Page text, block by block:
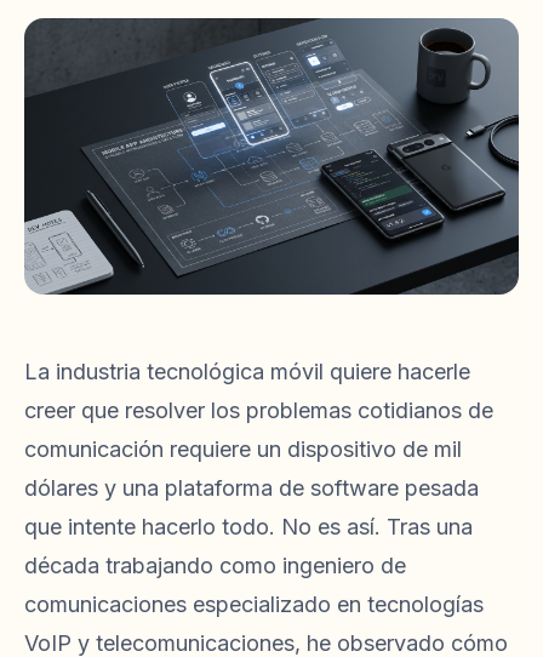
La industria tecnológica móvil quiere hacerle
creer que resolver los problemas cotidianos de
comunicación requiere un dispositivo de mil
dólares y una plataforma de software pesada
que intente hacerlo todo. No es así. Tras una
década trabajando como ingeniero de
comunicaciones especializado en tecnologías
VoIP y telecomunicaciones, he observado cómo